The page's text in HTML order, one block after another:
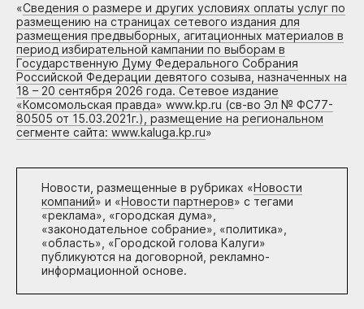
«Сведения о размере и других условиях оплаты услуг по
размещению на страницах сетевого издания для
размещения предвыборных, агитационных материалов в
период избирательной кампании по выборам в
Государственную Думу Федерального Собрания
Российской Федерации девятого созыва, назначенных на
18 – 20 сентября 2026 года. Сетевое издание
«Комсомольская правда» www.kp.ru (св-во Эл № ФС77-
80505 от 15.03.2021г.), размещение на региональном
сегменте сайта: www.kaluga.kp.ru»
Новости, размещенные в рубриках «Новости
компаний» и «Новости партнеров» с тегами
«реклама», «городская дума»,
«законодательное собрание», «политика»,
«область», «Городской голова Калуги»
публикуются на договорной, рекламно-
информационной основе.